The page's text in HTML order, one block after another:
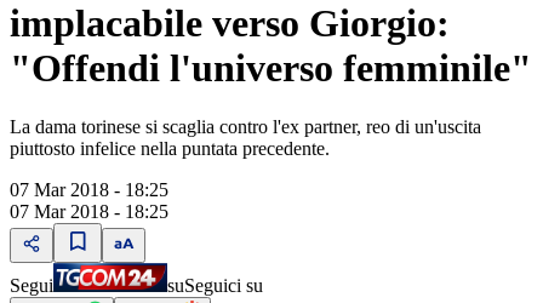
implacabile verso Giorgio:
"Offendi l'universo femminile"
La dama torinese si scaglia contro l'ex partner, reo di un'uscita
piuttosto infelice nella puntata precedente.
07 Mar 2018 - 18:25
07 Mar 2018 - 18:25
Segui suSeguici su